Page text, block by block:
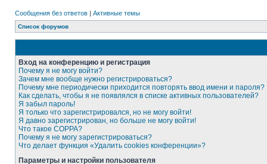
Сообщения без ответов | Активные темы
Список форумов
Вход на конференцию и регистрация
Почему я не могу войти?
Зачем мне вообще нужно регистрироваться?
Почему мне периодически приходится повторять ввод имени и пароля?
Как сделать, чтобы я не появлялся в списке активных пользователей?
Я забыл пароль!
Я только что зарегистрировался, но не могу войти!
Я давно зарегистрирован, но больше не могу войти!
Что такое COPPA?
Почему я не могу зарегистрироваться?
Что делает функция «Удалить cookies конференции»?
Параметры и настройки пользователя